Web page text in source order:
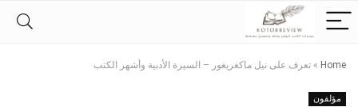
Home
» تعرف على نيل ماكغريغور – السيرة الأدبية وأشهر الكتب
مؤلفون